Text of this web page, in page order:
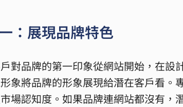
：展現品牌特色
對品牌的第一印象從網站開始，在設
象將品牌的形象展現給潛在客戶看。
場認知度。如果品牌連網站都沒有，